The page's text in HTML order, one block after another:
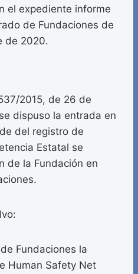
el expediente informe
de Fundaciones de
de 2020.
2015, de 26 de
dispuso la entrada en
del registro de
Estatal se
de la Fundación en
Fundaciones la
Human Safety Net